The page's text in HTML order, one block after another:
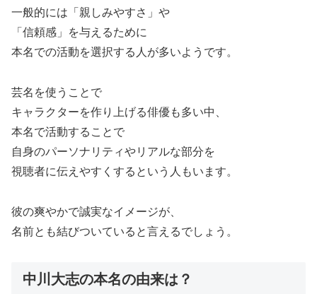
一般的には「親しみやすさ」や
「信頼感」を与えるために
本名での活動を選択する人が多いようです。
芸名を使うことで
キャラクターを作り上げる俳優も多い中、
本名で活動することで
自身のパーソナリティやリアルな部分を
視聴者に伝えやすくするという人もいます。
彼の爽やかで誠実なイメージが、
名前とも結びついていると言えるでしょう。
中川大志の本名の由来は？